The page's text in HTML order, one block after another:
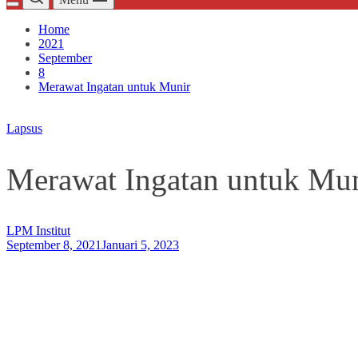
Home
2021
September
8
Merawat Ingatan untuk Munir
Lapsus
Merawat Ingatan untuk
LPM Institut
September 8, 2021Januari 5, 2023